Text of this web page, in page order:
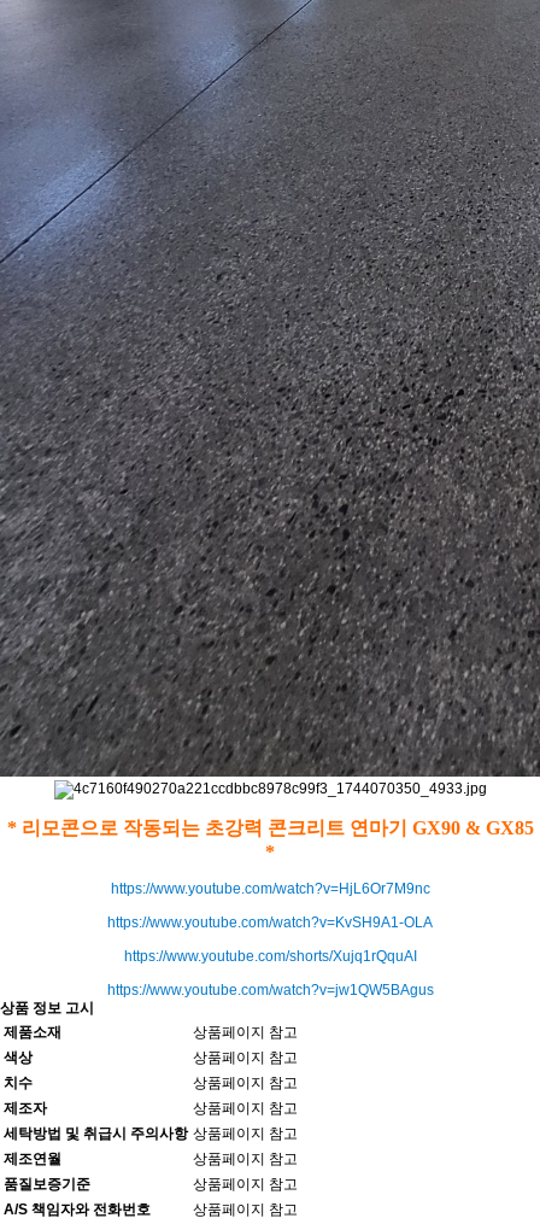
* 리모콘으로 작동되는 초강력 콘크리트 연마기 GX90 & GX85
*
https://www.youtube.com/watch?v=HjL6Or7M9nc
https://www.youtube.com/watch?v=KvSH9A1-OLA
https://www.youtube.com/shorts/Xujq1rQquAI
https://www.youtube.com/watch?v=jw1QW5BAgus
상품 정보 고시
제품소재
상품페이지 참고
색상
상품페이지 참고
치수
상품페이지 참고
제조자
상품페이지 참고
세탁방법 및 취급시 주의사항 상품페이지 참고
제조연월
상품페이지 참고
품질보증기준
상품페이지 참고
A/S 책임자와 전화번호
상품페이지 참고